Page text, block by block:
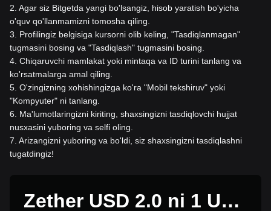
2 Agar siz Bitgetda yangi bo'lsangiz, hisob yaratish bo'yicha
o'quv qo'llanmamizni tomosha qiling.
3
Profilingiz belgisiga kursorni olib keling, "Tasdiqlanmagan"
tugmasini bosing va "Tasdiqlash" tugmasini bosing.
4 Chiqaruvchi mamlakat yoki mintaqa va ID turini tanlang va
ko'rsatmalarga amal qiling.
5 O'zingizning xohishingizga ko'ra "Mobil tekshiruv" yoki
"Kompyuter" ni tanlang.
6
Ma'lumotlaringizni kiriting, shaxsingizni tasdiqlovchi hujjat
nusxasini yuboring va selfi oling.
7 Arizangizni yuboring va bo'ldi, siz shaxsingizni tasdiqlashni
tugatdingiz!
Zether USD 2.0 ni 1 USD